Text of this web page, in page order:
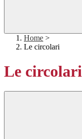
Home >
Le circolari
Le circolari